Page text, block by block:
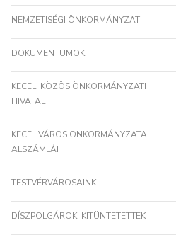
NEMZETISÉGI ÖNKORMÁNYZAT
DOKUMENTUMOK
KECELI KÖZÖS ÖNKORMÁNYZATI
HIVATAL
KECEL VÁROS ÖNKORMÁNYZATA
ALSZÁMLÁI
TESTVÉRVÁROSAINK
DÍSZPOLGÁROK, KITÜNTETETTEK